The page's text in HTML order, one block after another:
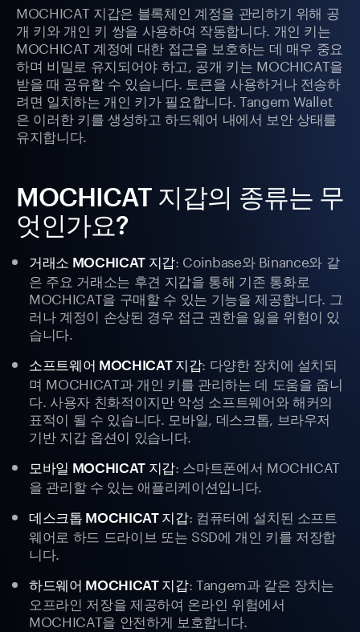
MOCHICAT 지갑은 블록체인 계정을 관리하기 위해 공
개 키와 개인 키 쌍을 사용하여 작동합니다. 개인 키는
MOCHICAT 계정에 대한 접근을 보호하는 데 매우 중요
하며 비밀로 유지되어야 하고, 공개 키는 MOCHICAT을
받을 때 공유할 수 있습니다. 토큰을 사용하거나 전송하
려면 일치하는 개인 키가 필요합니다. Tangem Wallet
은 이러한 키를 생성하고 하드웨어 내에서 보안 상태를
유지합니다.
MOCHICAT 지갑의 종류는 무
엇인가요?
거래소 MOCHICAT 지갑: Coinbase와 Binance와 같
은 주요 거래소는 후견 지갑을 통해 기존 통화로
MOCHICAT을 구매할 수 있는 기능을 제공합니다. 그
러나 계정이 손상된 경우 접근 권한을 잃을 위험이 있
습니다.
소프트웨어 MOCHICAT 지갑: 다양한 장치에 설치되
며 MOCHICAT과 개인 키를 관리하는 데 도움을 줍니
다. 사용자 친화적이지만 악성 소프트웨어와 해커의
표적이 될 수 있습니다. 모바일, 데스크톱, 브라우저
기반 지갑 옵션이 있습니다.
모바일 MOCHICAT 지갑: 스마트폰에서 MOCHICAT
을 관리할 수 있는 애플리케이션입니다.
데스크톱 MOCHICAT 지갑: 컴퓨터에 설치된 소프트
웨어로 하드 드라이브 또는 SSD에 개인 키를 저장합
니다.
하드웨어 MOCHICAT 지갑: Tangem과 같은 장치는
오프라인 저장을 제공하여 온라인 위험에서
MOCHICAT을 안전하게 보호합니다.